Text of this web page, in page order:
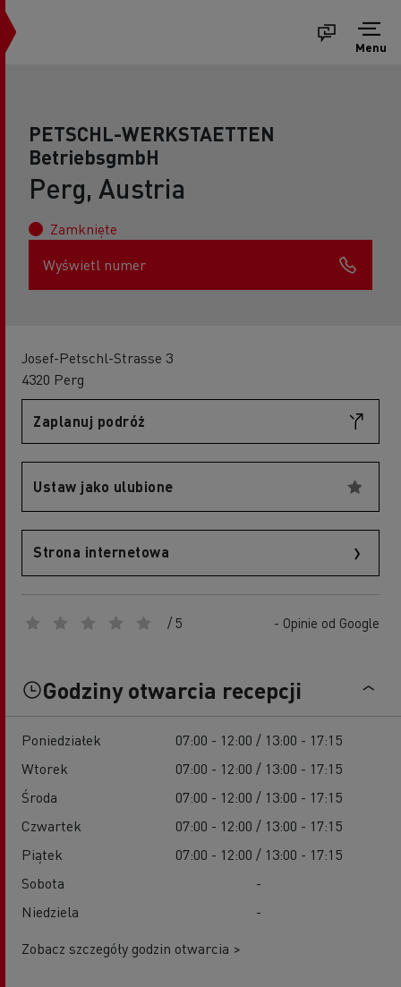
Menu
PETSCHL-WERKSTAETTEN
BetriebsgmbH
Perg, Austria
Zamknięte
Wyświetl numer
Josef-Petschl-Strasse 3
4320 Perg
Zaplanuj podróż
Ustaw jako ulubione
Strona internetowa
/ 5 - Opinie od Google
Godziny otwarcia recepcji
Poniedziałek
07:00 - 12:00 / 13:00 - 17:15
Wtorek
07:00 - 12:00 / 13:00 - 17:15
Środa
07:00 - 12:00 / 13:00 - 17:15
Czwartek
07:00 - 12:00 / 13:00 - 17:15
Piątek
07:00 - 12:00 / 13:00 - 17:15
Sobota
-
Niedziela
-
Zobacz szczegóły godzin otwarcia >